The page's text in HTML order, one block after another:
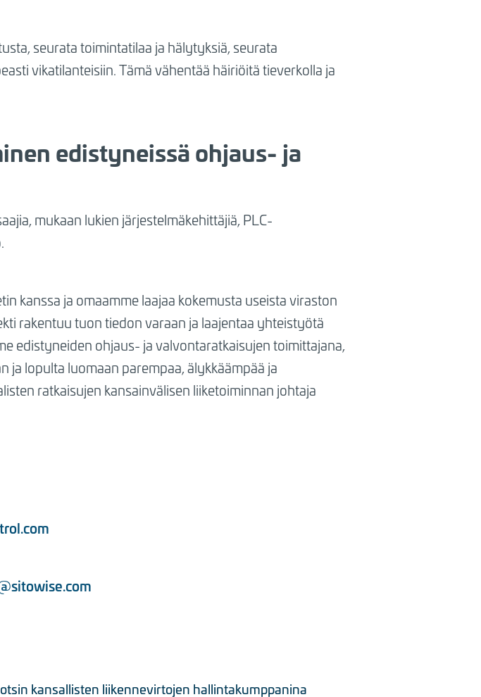
seurata toimintatilaa ja hälytyksiä, seurata
vikatilanteisiin. Tämä vähentää häiriöitä tieverkolla ja
edistyneissä ohjaus- ja
mukaan lukien järjestelmäkehittäjiä, PLC-
kanssa ja omaamme laajaa kokemusta useista viraston
rakentuu tuon tiedon varaan ja laajentaa yhteistyötä
edistyneiden ohjaus- ja valvontaratkaisujen toimittajana,
ja lopulta luomaan parempaa, älykkäämpää ja
ratkaisujen kansainvälisen liiketoiminnan johtaja
kansallisten liikennevirtojen hallintakumppanina